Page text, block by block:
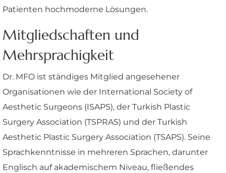
Patienten hochmoderne Lösungen.
Mitgliedschaften und
Mehrsprachigkeit
Dr. MFO ist ständiges Mitglied angesehener
Organisationen wie der International Society of
Aesthetic Surgeons (ISAPS), der Turkish Plastic
Surgery Association (TSPRAS) und der Turkish
Aesthetic Plastic Surgery Association (TSAPS). Seine
Sprachkenntnisse in mehreren Sprachen, darunter
Englisch auf akademischem Niveau, fließendes